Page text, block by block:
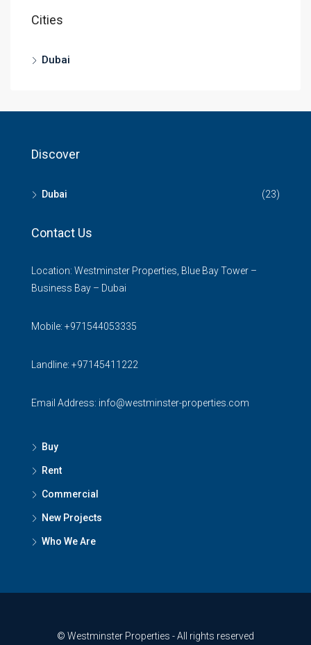
Cities
Dubai
Discover
Dubai (23)
Contact Us
Location: Westminster Properties, Blue Bay Tower –
Business Bay – Dubai
Mobile: +971544053335
Landline: +97145411222
Email Address: info@westminster-properties.com
Buy
Rent
Commercial
New Projects
Who We Are
© Westminster Properties - All rights reserved